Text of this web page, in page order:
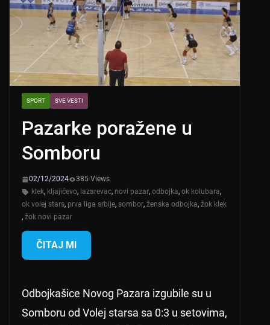
SPORT SVE VESTI
Pazarke poražene u
Somboru
02/12/2024
385 Views
klek, kljajićevo, lazarevac, novi pazar, odbojka, ok kolubara,
ok volej stars, prva liga srbije, sombor, ženska odbojka, žok klek
, žok novi pazar
ČITAJ MI
Odbojkašice Novog Pazara izgubile su u
Somboru od Volej starsa sa 0:3 u setovima,